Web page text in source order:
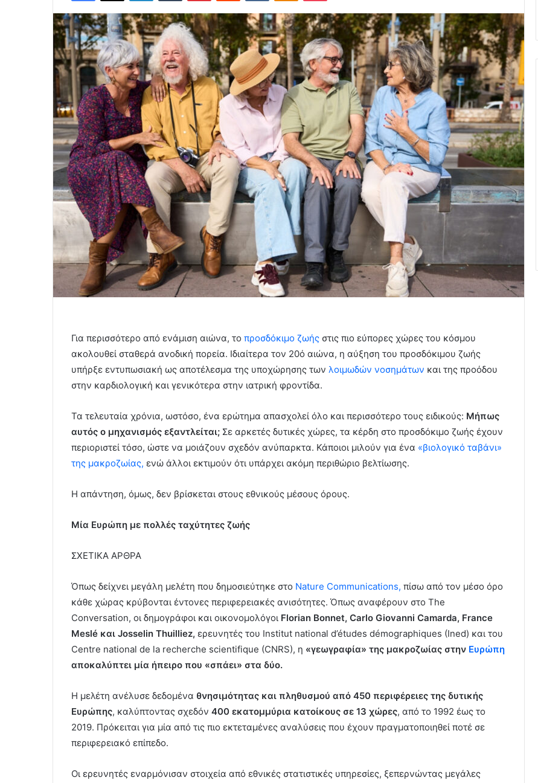
Για περισσότερο από ενάμιση αιώνα, το προσδόκιμο ζωής στις πιο εύπορες χώρες του κόσμου
ακολουθεί σταθερά ανοδική πορεία. Ιδιαίτερα τον 20ό αιώνα, η αύξηση του προσδόκιμου ζωής
υπήρξε εντυπωσιακή ως αποτέλεσμα της υποχώρησης των λοιμωδών νοσημάτων και της προόδου
στην καρδιολογική και γενικότερα στην ιατρική φροντίδα.
Τα τελευταία χρόνια, ωστόσο, ένα ερώτημα απασχολεί όλο και περισσότερο τους ειδικούς: Mήπως
αυτός ο μηχανισμός εξαντλείται; Σε αρκετές δυτικές χώρες, τα κέρδη στο προσδόκιμο ζωής έχουν
περιοριστεί τόσο, ώστε να μοιάζουν σχεδόν ανύπαρκτα. Κάποιοι μιλούν για ένα «βιολογικό ταβάνι»
της μακροζωίας, ενώ άλλοι εκτιμούν ότι υπάρχει ακόμη περιθώριο βελτίωσης.
Η απάντηση, όμως, δεν βρίσκεται στους εθνικούς μέσους όρους.
Μία Ευρώπη με πολλές ταχύτητες ζωής
ΣΧΕΤΙΚΑ ΑΡΘΡΑ
Όπως δείχνει μεγάλη μελέτη που δημοσιεύτηκε στο Nature Communications, πίσω από τον μέσο όρο
κάθε χώρας κρύβονται έντονες περιφερειακές ανισότητες. Όπως αναφέρουν στο The
Conversation, οι δημογράφοι και οικονομολόγοι Florian Bonnet, Carlo Giovanni Camarda, France
Meslé και Josselin Thuilliez, ερευνητές του Institut national d’études démographiques (Ined) και του
Centre national de la recherche scientifique (CNRS), η «γεωγραφία» της μακροζωίας στην Ευρώπη
αποκαλύπτει μία ήπειρο που «σπάει» στα δύο.
Η μελέτη ανέλυσε δεδομένα θνησιμότητας και πληθυσμού από 450 περιφέρειες της δυτικής
Ευρώπης, καλύπτοντας σχεδόν 400 εκατομμύρια κατοίκους σε 13 χώρες, από το 1992 έως το
2019. Πρόκειται για μία από τις πιο εκτεταμένες αναλύσεις που έχουν πραγματοποιηθεί ποτέ σε
περιφερειακό επίπεδο.
Οι ερευνητές εναρμόνισαν στοιχεία από εθνικές στατιστικές υπηρεσίες, ξεπερνώντας μεγάλες